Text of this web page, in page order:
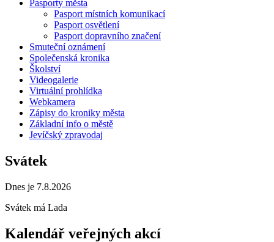
Pasporty města
Pasport místních komunikací
Pasport osvětlení
Pasport dopravního značení
Smuteční oznámení
Společenská kronika
Školství
Videogalerie
Virtuální prohlídka
Webkamera
Zápisy do kroniky města
Základní info o městě
Jevíčský zpravodaj
Svátek
Dnes je 7.8.2026
Svátek má Lada
Kalendář veřejných akcí